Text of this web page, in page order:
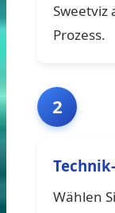
Sweetviz
Prozess.
2
Wählen